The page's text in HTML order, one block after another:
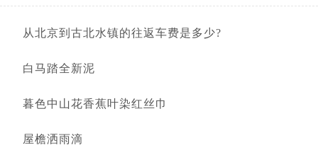
从北京到古北水镇的往返车费是多少?
	白马踏全新泥
	暮色中山花香蕉叶染红丝巾
	屋檐洒雨滴